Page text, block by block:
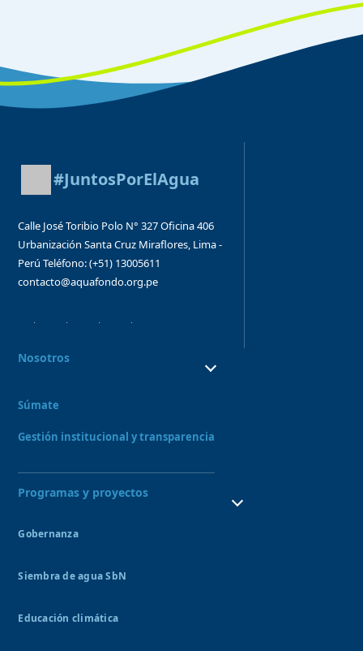
#JuntosPorElAgua
Calle José Toribio Polo N° 327Oficina 406
Urbanización Santa Cruz Miraflores, Lima -
Perú Teléfono: (+51) 13005611
contacto@aquafondo.org.pe
Nosotros
¿Qué hacemos?
Consejo directivo y órganos asesores
Súmate
Gestión institucional y transparencia
Programas y proyectos
Gobernanza
Siembra de agua SbN
Amunas
Educación climática